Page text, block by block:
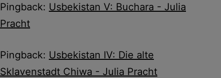
Pingback: Usbekistan V: Buchara - Julia
Pracht
Pingback: Usbekistan IV: Die alte
Sklavenstadt Chiwa - Julia Pracht